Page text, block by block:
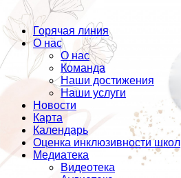
Горячая линия
О нас
О нас
Команда
Наши достижения
Наши услуги
Новости
Карта
Календарь
Оценка инклюзивности школ
Медиатека
Видеотека